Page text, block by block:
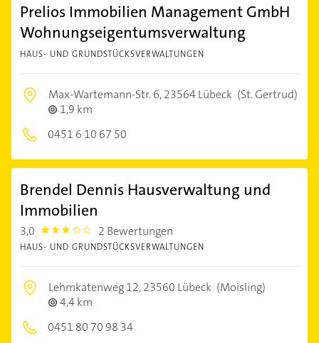
Prelios Immobilien Management GmbH
Wohnungseigentumsverwaltung
HAUS- UND GRUNDSTÜCKSVERWALTUNGEN
Max-Wartemann-Str. 6,23564 Lübeck (St. Gertrud)
1,9 km
0451 6 10 67 50
Brendel Dennis Hausverwaltung und
Immobilien
3,0 3.0 2 Bewertungen
HAUS- UND GRUNDSTÜCKSVERWALTUNGEN
Lehmkatenweg 12,23560 Lübeck (Moisling)
4,4 km
0451 80 70 98 34